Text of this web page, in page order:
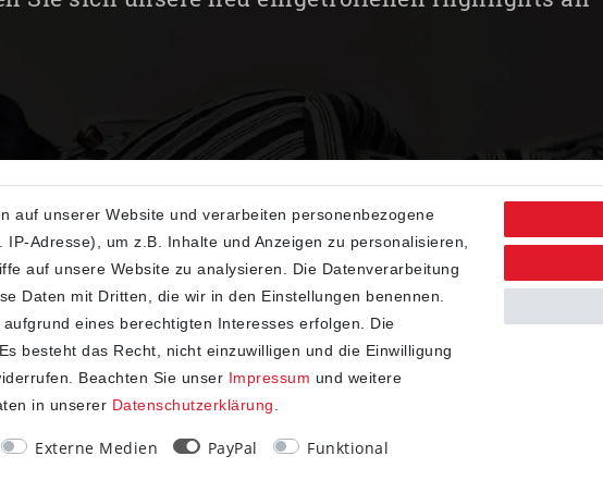
auf unserer Website und verarbeiten personenbezogene
Adresse), um z.B. Inhalte und Anzeigen zu personalisieren,
auf unsere Website zu analysieren. Die Datenverarbeitung
Daten mit Dritten, die wir in den Einstellungen benennen.
eines berechtigten Interesses erfolgen. Die
besteht das Recht, nicht einzuwilligen und die Einwilligung
Beachten Sie unser Impressum und weitere
in unserer Daten­schutz­erklärung
Externe Medien PayPal Funktional